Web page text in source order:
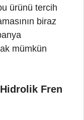
ürünü tercih
biraz
mümkün
Fren